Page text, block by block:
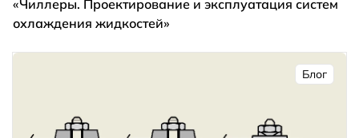
«Чиллеры. Проектирование и эксплуатация систем
охлаждения жидкостей»
Блог